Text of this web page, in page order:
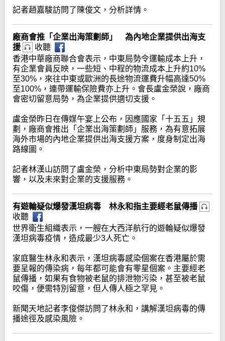
記者趙嘉駿訪問了陳俊文，分析詳情。
廠商會推「企業出海策劃師」 為內地企業提供出海支
援
收聽
香港中華廠商聯合會表示，中東局勢令運輸成本上升，
有企業會員反映，一些短、中程的物流成本上升約10%
至30%，來往中東或歐洲的長途物流運費升幅高達50%
至100%，連帶運輸保險費亦上升。會長盧金榮說，廠商
會密切留意局勢，為企業提供適切支援。
盧金榮昨日在傳媒午宴上公布，因應國家「十五五」規
劃，廠商會推出「企業出海策劃師」服務，為有意拓展
海外市場的內地企業提供出海支援方案，度身制定出海
路線圖。
記者林漢山訪問了盧金榮，分析中東局勢對企業的影
響，以及未來對企業的支援服務。
有遊輪疑似爆發漢坦病毒 林永和指主要經老鼠傳播
收聽
世界衛生組織表示，一艘在大西洋航行的遊輪疑似爆發
漢坦病毒疫情，造成最少3人死亡。
家庭醫生林永和表示，漢坦病毒感染個案在香港屬於需
要呈報的傳染病，每年都可能會有零星個案。主要經老
鼠傳播，如果有食物被老鼠的排泄物污染，甚至被老鼠
咬傷，便需特別留意，但人傳人極之罕見。
新聞天地記者李俊傑訪問了林永和，講解漢坦病毒的傳
播途徑及感染風險。